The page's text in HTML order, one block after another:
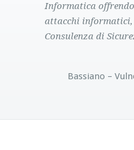
CONTATTIInformatica
attacchi informatici,
Consulenza di
Bassiano –